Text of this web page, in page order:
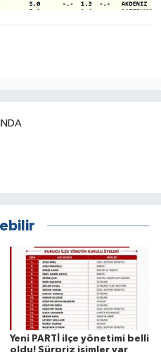
Yeni PARTİ ilçe yönetimi belli